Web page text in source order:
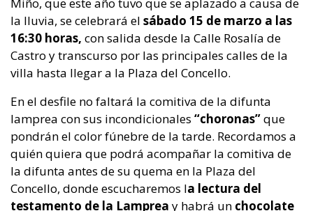
Miño, que este año tuvo que se aplazado a causa de
la lluvia, se celebrará el sábado 15 de marzo a las
16:30 horas, con salida desde la Calle Rosalía de
Castro y transcurso por las principales calles de la
villa hasta llegar a la Plaza del Concello.
En el desfile no faltará la comitiva de la difunta
lamprea con sus incondicionales “choronas”que
pondrán el color fúnebre de la tarde. Recordamos a
quién quiera que podrá acompañar la comitiva de
la difunta antes de su quema en la Plaza del
Concello, donde escucharemos la lectura del
testamento de la Lamprea y habrá un chocolate